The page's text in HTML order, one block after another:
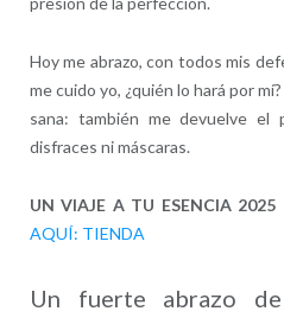
Hoy me abrazo, con todos mis
me cuido yo, ¿quién lo hará por
sana: también me devuelve el
disfraces ni máscaras.
UN VIAJE A TU ESENCIA 2025
AQUÍ: TIENDA
Un fuerte abrazo